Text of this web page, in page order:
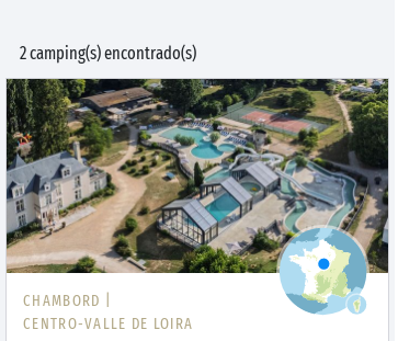
2 camping(s) encontrado(s)
CHAMBORD |
CENTRO-VALLE DE LOIRA